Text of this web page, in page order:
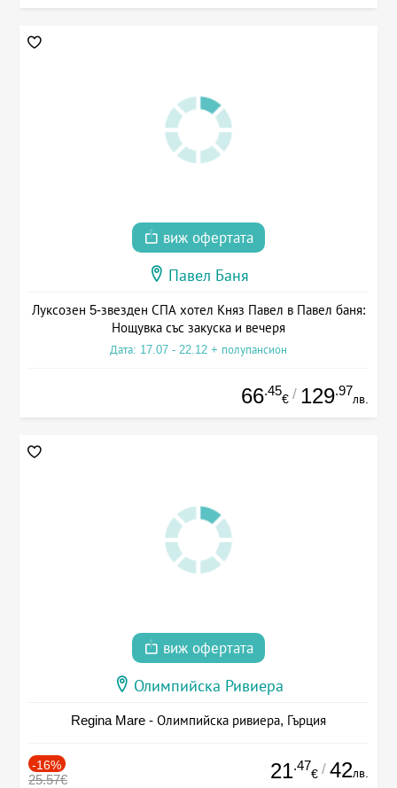
виж офертата
Павел Баня
Луксозен 5-звезден СПА хотел Княз Павел в Павел баня:
Нощувка със закуска и вечеря
Дата: 17.07 - 22.12 + полупансион
66.45
€ / 129.97
лв.
виж офертата
Олимпийска Ривиера
Regina Mare - Олимпийска ривиера, Гърция
-16%
25.57€ 21.47
€ / 42лв.